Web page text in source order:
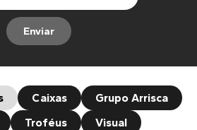
Enviar
Caixas
Grupo Arrisca
Troféus Visual